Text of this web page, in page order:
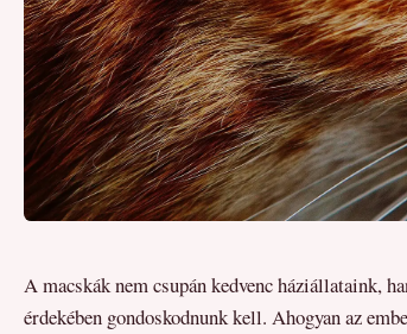
A macskák nem csupán kedvenc háziállataink,
érdekében gondoskodnunk kell. Ahogyan az